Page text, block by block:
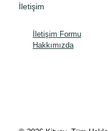
İletişim
İletişim Formu
Hakkımızda